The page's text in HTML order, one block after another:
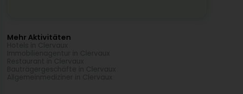
Mehr Aktivitäten